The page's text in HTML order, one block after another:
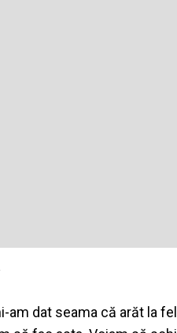
am dat seama că arăt la